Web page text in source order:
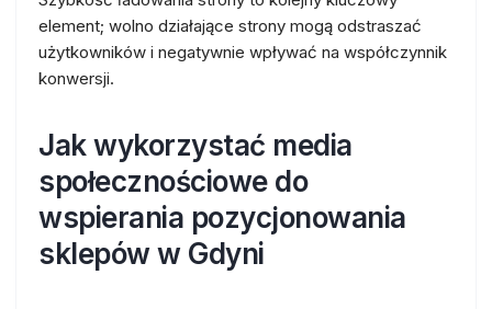
element; wolno działające strony mogą odstraszać
użytkowników i negatywnie wpływać na współczynnik
konwersji.
Jak wykorzystać media
społecznościowe do
wspierania pozycjonowania
sklepów w Gdyni